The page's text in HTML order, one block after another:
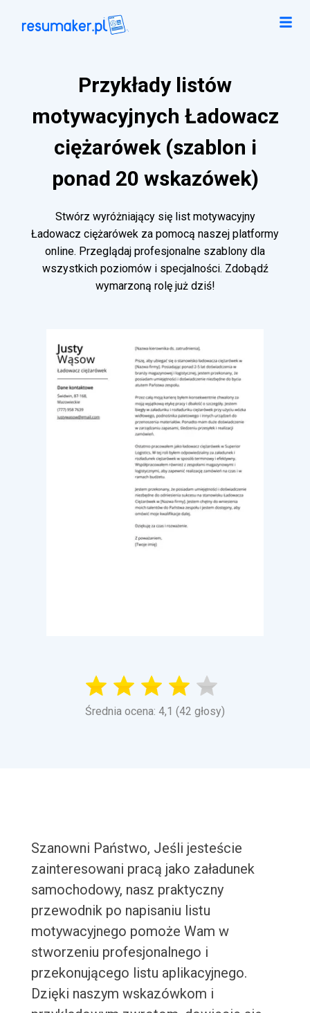
Przykłady listów
motywacyjnych Ładowacz
ciężarówek (szablon i
ponad 20 wskazówek)
Stwórz wyróżniający się list motywacyjny
Ładowacz ciężarówek za pomocą naszej platformy
online. Przeglądaj profesjonalne szablony dla
wszystkich poziomów i specjalności. Zdobądź
wymarzoną rolę już dziś!
Średnia ocena: 4,1 (42 głosy)
Szanowni Państwo, Jeśli jesteście
zainteresowani pracą jako załadunek
samochodowy, nasz praktyczny
przewodnik po napisaniu listu
motywacyjnego pomoże Wam w
stworzeniu profesjonalnego i
przekonującego listu aplikacyjnego.
Dzięki naszym wskazówkom i